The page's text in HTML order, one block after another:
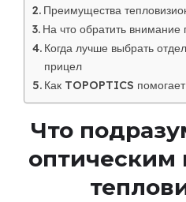
Преимущества
На что обратить внимание
Когда лучше выбрать
прицел
Как TOPOPTICS
Что
оптическим